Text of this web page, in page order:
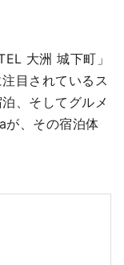
大洲 城下町」
目されているス
、そしてグルメ
が、その宿泊体